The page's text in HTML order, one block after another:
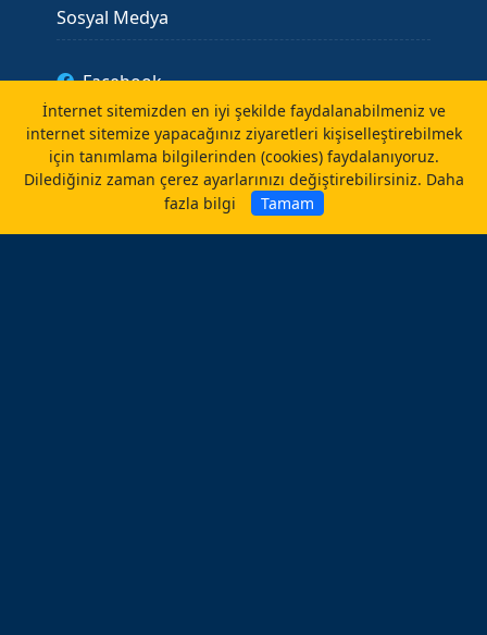
Sosyal Medya
Facebook
Instagram
İnternet sitemizden en iyi şekilde faydalanabilmeniz ve
internet sitemize yapacağınız ziyaretleri kişiselleştirebilmek
için tanımlama bilgilerinden (cookies) faydalanıyoruz.
Dilediğiniz zaman çerez ayarlarınızı değiştirebilirsiniz. Daha
fazla bilgi
Tamam